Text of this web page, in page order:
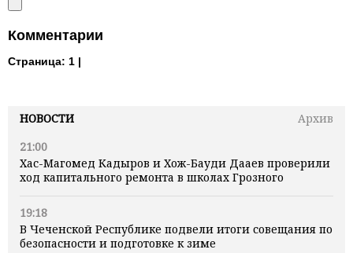
НОВОСТИ
Архив
21:00
Хас-Магомед Кадыров и Хож-Бауди Дааев проверили
ход капитального ремонта в школах Грозного
19:18
В Чеченской Республике подвели итоги совещания по
безопасности и подготовке к зиме
Комментарии
Страница: 1 |